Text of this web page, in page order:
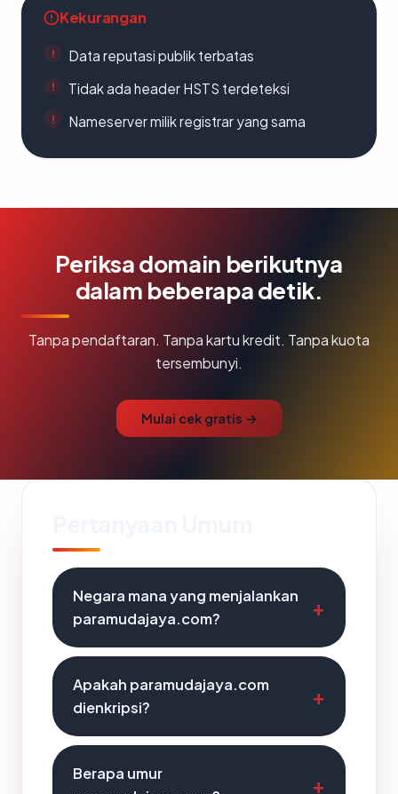
Kekurangan
Data reputasi publik terbatas
Tidak ada header HSTS terdeteksi
Nameserver milik registrar yang sama
Periksa domain berikutnya
dalam beberapa detik.
Tanpa pendaftaran. Tanpa kartu kredit. Tanpa kuota
tersembunyi.
Mulai cek gratis →
Negara mana yang menjalankan
paramudajaya.com?
Apakah paramudajaya.com
dienkripsi?
Berapa umur